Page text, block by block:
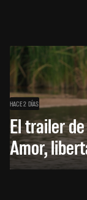
HACE 2 DÍAS
El trailer
Amor,